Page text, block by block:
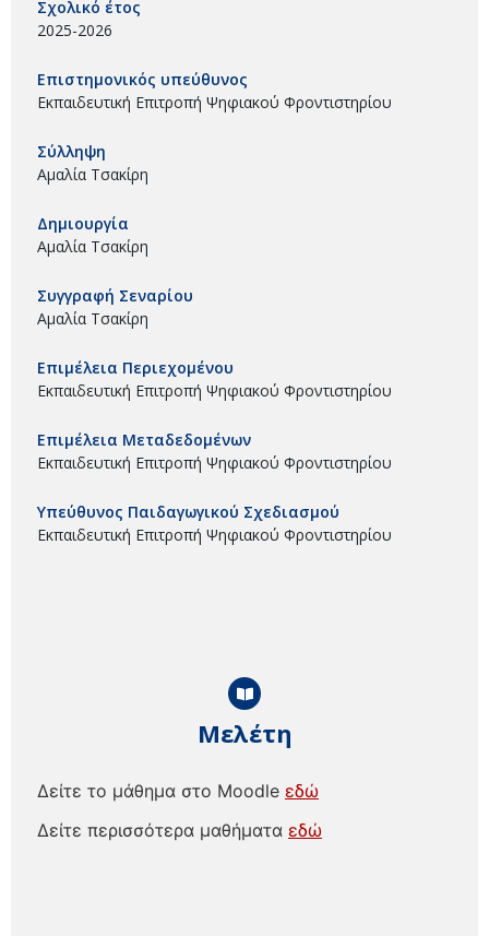
Μελέτη
Δείτε το μάθημα στο Moodle εδώ
Δείτε περισσότερα μαθήματα εδώ
Σχολικό έτος
2025-2026
Επιστημονικός υπεύθυνος
Εκπαιδευτική Επιτροπή Ψηφιακού Φροντιστηρίου
Σύλληψη
Αμαλία Τσακίρη
Δημιουργία
Αμαλία Τσακίρη
Συγγραφή Σεναρίου
Αμαλία Τσακίρη
Επιμέλεια Περιεχομένου
Εκπαιδευτική Επιτροπή Ψηφιακού Φροντιστηρίου
Επιμέλεια Μεταδεδομένων
Εκπαιδευτική Επιτροπή Ψηφιακού Φροντιστηρίου
Υπεύθυνος Παιδαγωγικού Σχεδιασμού
Εκπαιδευτική Επιτροπή Ψηφιακού Φροντιστηρίου